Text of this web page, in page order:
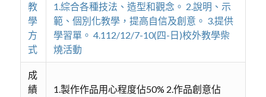
教
學
方
式
1.綜合各種技法、造型和觀念。 2.說明、示
範、個別化教學，提高自信及創意。 3.提供
學習單。 4.112/12/7-10(四-日)校外教學柴
燒活動
成
績
1.製作作品用心程度佔50% 2.作品創意佔